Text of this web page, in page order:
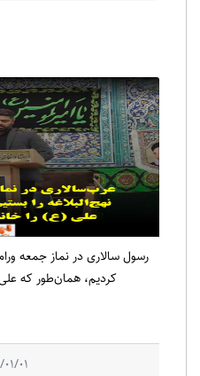
رسول سالاری در نماز جمعه
کردیم، همان‌طور که
01